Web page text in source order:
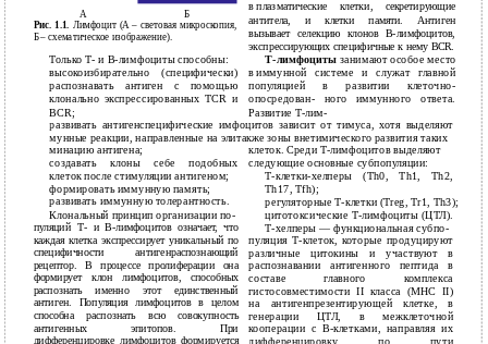
А Б
Рис. 1.1. Лимфоцит (A – световая микроскопия,
Б – схематическое изображение).
Только Т- и В-лимфоциты способны:
высокоизбирательно (специфически)
распознавать антиген с помощью
клонально экспрессированных TCR и
BCR;
в плазматические клетки, секретирующие
антитела, и клетки памяти. Антиген
вызывает селекцию клоновВ-лимфоцитов,
экспрессирующих специфичные к нему BCR.
Т-лимфоциты занимают особое место
в иммунной системе и служат главной
популяцией в развитии клеточно-
опосредован- ного иммунного ответа.
Развитие Т-лим-
развивать антигенспецифические имфоцитов зависит от тимуса, хотя выделяют
мунные реакции, направленные на элитакже зоны внетимического развития таких
минацию антигена;
создавать клоны себе подобных
клеток после стимуляции антигеном;
формировать иммунную память;
развивать иммунную толерантность.
Клональный принцип организации по-
пуляций Т- и В-лимфоцитов означает, что
каждая клетка экспрессирует уникальный по
специфичности антигенраспознающий
рецептор. В процессе пролиферации она
формирует клон лимфоцитов, способных
распознать именно этот единственный
антиген. Популяция лимфоцитов в целом
способна распознать всю совокупность
антигенных эпитопов. При
дифференцировке лимфоцитов формируется
клеток. Среди Т-лимфоцитов выделяют
следующие основные субпопуляции:
Т-клетки-хелперы (Тh0, Th1, Th2,
Th17, Tfh);
регуляторные Т-клетки (Тreg, Тr1, Th3);
цитотоксические Т-лимфоциты (ЦТЛ).
Т-хелперы — функциональная субпо-
пуляция Т-клеток, которые продуцируют
различные цитокины и участвуют в
распознавании антигенного пептида в
составе главного комплекса
гистосовместимости II класса (MHC II)
на антигенпрезентирующей клетке, в
генерации ЦТЛ, в межклеточной
кооперации с В-клетками, направляя их
дифференцировку по пути